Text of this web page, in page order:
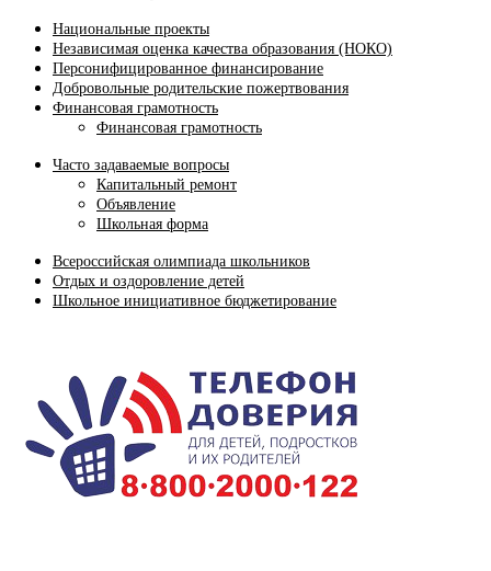
Национальные проекты
Независимая оценка качества образования (НОКО)
Персонифицированное финансирование
Добровольные родительские пожертвования
Финансовая грамотность
Финансовая грамотность
Часто задаваемые вопросы
Капитальный ремонт
Объявление
Школьная форма
Всероссийская олимпиада школьников
Отдых и оздоровление детей
Школьное инициативное бюджетирование